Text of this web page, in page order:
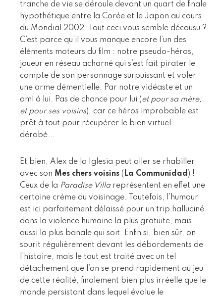
tranche de vie se déroule devant un quart de finale
hypothétique entre la Corée et le Japon au cours
du Mondial 2002. Tout ceci vous semble décousu ?
C’est parce qu’il vous manque encore l’un des
éléments moteurs du film : notre pseudo-héros,
joueur en réseau acharné qui s’est fait pirater le
compte de son personnage surpuissant et voler
une arme démentielle. Par notre vidéaste et un
ami à lui. Pas de chance pour lui (et pour sa mère,
et pour ses voisins), car ce héros improbable est
prêt à tout pour récupérer le bien virtuel
dérobé...
Et bien, Alex de la Iglesia peut aller se rhabiller
avec son Mes chers voisins ( La Communidad ) !
Ceux de la Paradise Villareprésentent en effet une
certaine crème du voisinage. Toutefois, l’humour
est ici parfaitement délaissé pour un trip halluciné
dans la violence humaine la plus gratuite, mais
aussi la plus banale qui soit. Enfin si, bien sûr, on
sourit régulièrement devant les débordements de
l’histoire, mais le tout est traité avec un tel
détachement que l’on se prend rapidement au jeu
de cette réalité, finalement bien plus irréelle que le
monde persistant dans lequel évolue le